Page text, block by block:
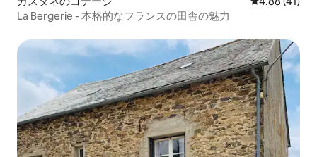
La Bergerie - 本格的なフランスの田舎の魅力